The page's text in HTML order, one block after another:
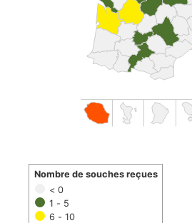
< 0
1 - 5
6 - 10
Nombre de souches reçues